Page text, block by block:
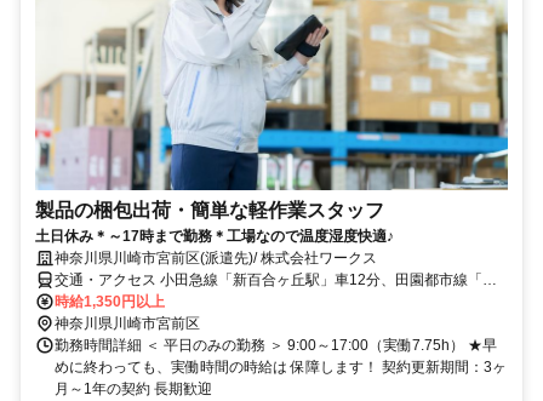
製品の梱包出荷・簡単な軽作業スタッフ
土日休み＊～17時まで勤務＊工場なので温度湿度快適♪
神奈川県川崎市宮前区(派遣先)/ 株式会社ワークス
交通・アクセス 小田急線「新百合ヶ丘駅」車12分、田園都市線「た
まプラーザ駅」車9分★車・自転車・バイク通勤OK
時給1,350円以上
神奈川県川崎市宮前区
勤務時間詳細 ＜ 平日のみの勤務 ＞ 9:00～17:00（実働7.75h） ★早
めに終わっても、実働時間の時給は 保障します！ 契約更新期間：3ヶ
月～1年の契約 長期歓迎